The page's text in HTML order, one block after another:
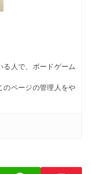
る人で、ボードゲーム
のページの管理人をや